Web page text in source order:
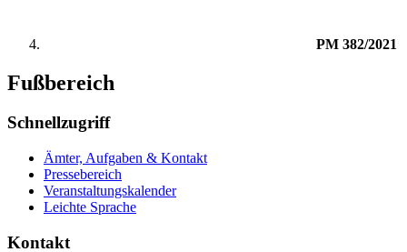
PM 382/2021
Fußbereich
Schnellzugriff
Ämter, Aufgaben & Kontakt
Pressebereich
Veranstaltungskalender
Leichte Sprache
Kontakt